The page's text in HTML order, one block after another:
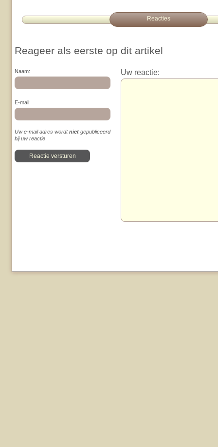
Reacties
Reageer als eerste op dit artikel
Naam:
E-mail:
Uw e-mail adres wordtniet gepubliceerd
bij uw reactie
Uw reactie: